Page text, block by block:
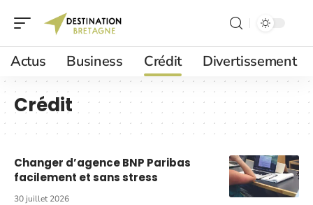
Actus Business Crédit Divertissement
Crédit
Changer d’agence BNP Paribas
facilement et sans stress
30 juillet 2026